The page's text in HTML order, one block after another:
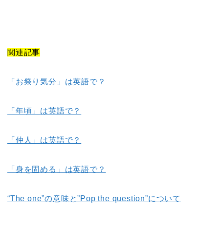
関連記事
「お祭り気分」は英語で？
「年頃」は英語で？
「仲人」は英語で？
「身を固める」は英語で？
“The one”の意味と”Pop the question”について